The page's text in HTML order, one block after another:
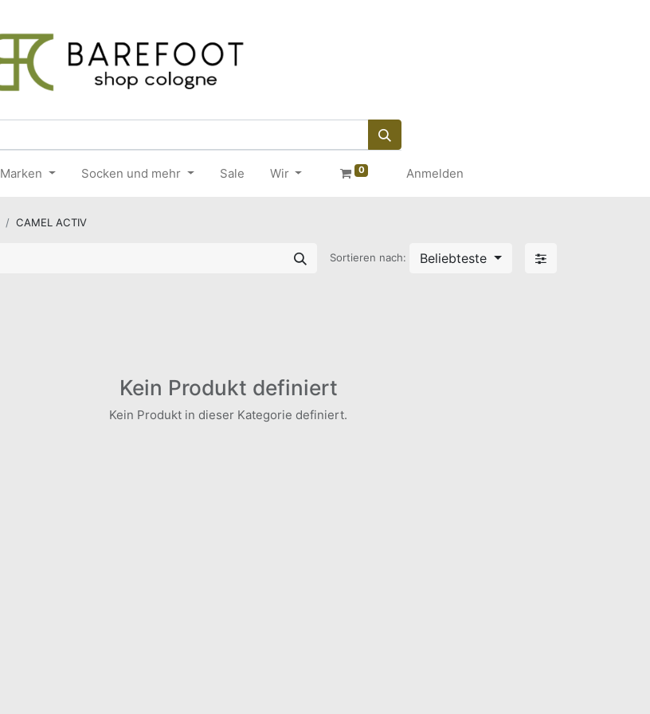
Marken Socken und mehr Sale Wir 0 Anmelden
CAMEL ACTIV
Sortieren nach: Beliebteste
Kein Produkt definiert
Kein Produkt in dieser Kategorie definiert.